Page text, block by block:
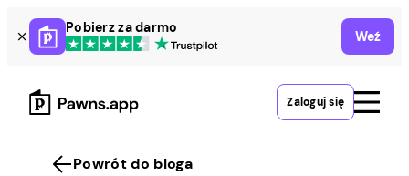
Skip
to
content
Pobierz za darmo
Weź
Zaloguj się
Powrót do bloga